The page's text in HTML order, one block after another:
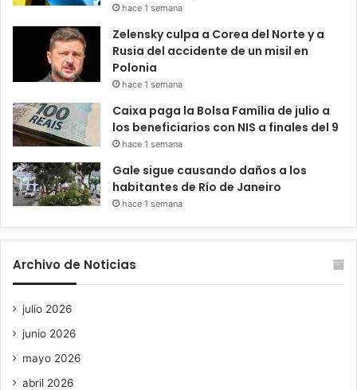
hace 1 semana
Zelensky culpa a Corea del Norte y a
Rusia del accidente de un misil en
Polonia
hace 1 semana
Caixa paga la Bolsa Família de julio a
los beneficiarios con NIS a finales del 9
hace 1 semana
Gale sigue causando daños a los
habitantes de Río de Janeiro
hace 1 semana
Archivo de Noticias
julio 2026
junio 2026
mayo 2026
abril 2026